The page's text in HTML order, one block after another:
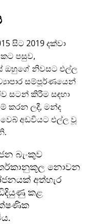
සිට 2019 දක්වා
පසුව,
ඔහුගේ නිවසට එල්ල
සම්පූර්ණයෙන්
සටන් කිරීම සඳහා
කරන ලදී, මන්ද
වෙබ් අඩවියට එල්ල වූ
බැංකුව
තර්කානුකූල නොවන
අත්හැර
කළ